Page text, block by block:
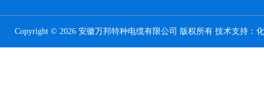
Copyright © 2026 安徽万邦特种电缆有限公司 版权所有 技术支持：